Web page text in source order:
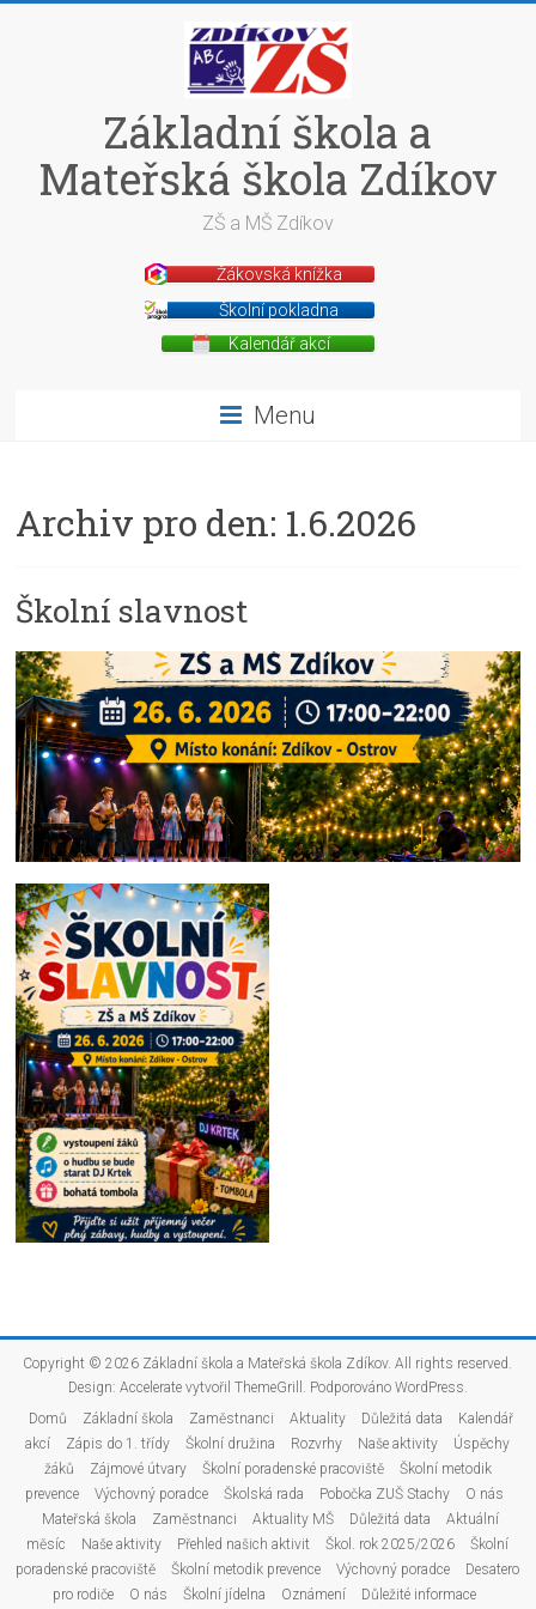
Základní škola a
Mateřská škola Zdíkov
ZŠ a MŠ Zdíkov
Žákovská knížka
Školní pokladna
Kalendář akcí
Menu
Archiv pro den: 1.6.2026
Školní slavnost
Copyright © 2026 Základní škola a Mateřská škola Zdíkov. All rights reserved.
Design: Acceleratevytvořil ThemeGrill. Podporováno WordPress.
Domů
Základní škola Zaměstnanci Aktuality Důležitá data
Kalendář
akcí
Zápis do 1. třídy Školní družina Rozvrhy Naše aktivity
Úspěchy
žáků
Zájmové útvary Školní poradenské pracoviště
Školní metodik
prevence
Výchovný poradce Školská rada Pobočka ZUŠ Stachy
O nás
Mateřská škola
Zaměstnanci Aktuality MŠ Důležitá data
Aktuální
měsíc
Naše aktivity Přehled našich aktivit Škol. rok 2025/2026
Školní
poradenské pracoviště
Školní metodik prevence Výchovný poradce
Desatero
pro rodiče
O nás Školní jídelna Oznámení Důležité informace